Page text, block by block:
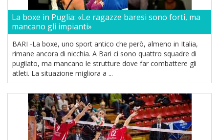
La boxe in Puglia: «Le ragazze baresi sono forti, ma
mancano gli impianti»
BARI -La boxe, uno sport antico che però, almeno in Italia,
rimane ancora di nicchia. A Bari ci sono quattro squadre di
pugilato, ma mancano le strutture dove far combattere gli
atleti. La situazione migliora a ...